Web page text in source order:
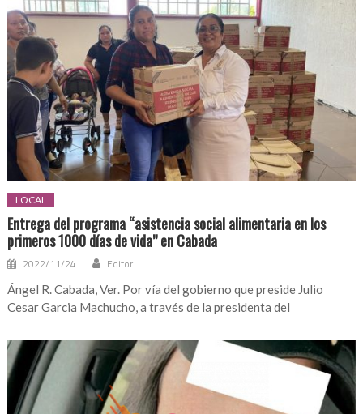
LOCAL
Entrega del programa “asistencia social alimentaria en los
primeros 1000 días de vida” en Cabada
2022/11/24 Editor
Ángel R. Cabada, Ver. Por vía del gobierno que preside Julio
Cesar Garcia Machucho, a través de la presidenta del